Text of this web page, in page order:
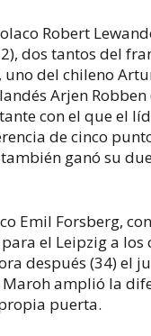
Robert
dos tantos del
uno del chileno
Arjen Robben
con el que el
de cinco
también ganó su
Emil Forsberg,
el Leipzig a los
después (34) el
amplió la
puerta.